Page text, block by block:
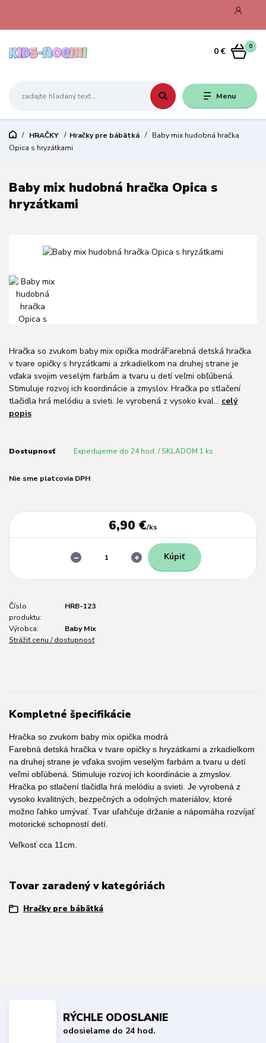
Menu
0
0 €
HRAČKY Hračky pre bábätká
Baby mix hudobná hračka
Opica s hryzátkami
Baby mix hudobná hračka Opica s
hryzátkami
Hračka so zvukom baby mix opička modráFarebná detská hračka
v tvare opičky s hryzátkami a zrkadielkom na druhej strane je
vďaka svojim veselým farbám a tvaru u detí veľmi obľúbená.
Stimuluje rozvoj ich koordinácie a zmyslov. Hračka po stlačení
tlačidla hrá melódiu a svieti. Je vyrobená z vysoko kval... celý
popis
Dostupnosť Expedujeme do 24 hod. / SKLADOM 1 ks
Nie sme platcovia DPH
6,90 €/ks
Kúpiť
Číslo
produktu:
HRB-123
Výrobca:
Baby Mix
Strážiť cenu / dostupnosť
Kompletné špecifikácie
Hračka so zvukom baby mix opička modrá
Farebná detská hračka v tvare opičky s hryzátkami a zrkadielkom
na druhej strane je vďaka svojim veselým farbám a tvaru u detí
veľmi obľúbená. Stimuluje rozvoj ich koordinácie a zmyslov.
Hračka po stlačení tlačidla hrá melódiu a svieti. Je vyrobená z
vysoko kvalitných, bezpečných a odolných materiálov, ktoré
možno ľahko umývať. Tvar uľahčuje držanie a nápomáha rozvíjať
motorické schopností detí.
Veľkosť cca 11cm.
Tovar zaradený v kategóriách
Hračky pre bábätká
RÝCHLE ODOSLANIE
odosielame do 24 hod.